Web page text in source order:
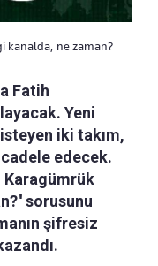
kanalda, ne zaman?
Fatih
Yeni
iki takım,
edecek.
Karagümrük
sorusunu
şifresiz